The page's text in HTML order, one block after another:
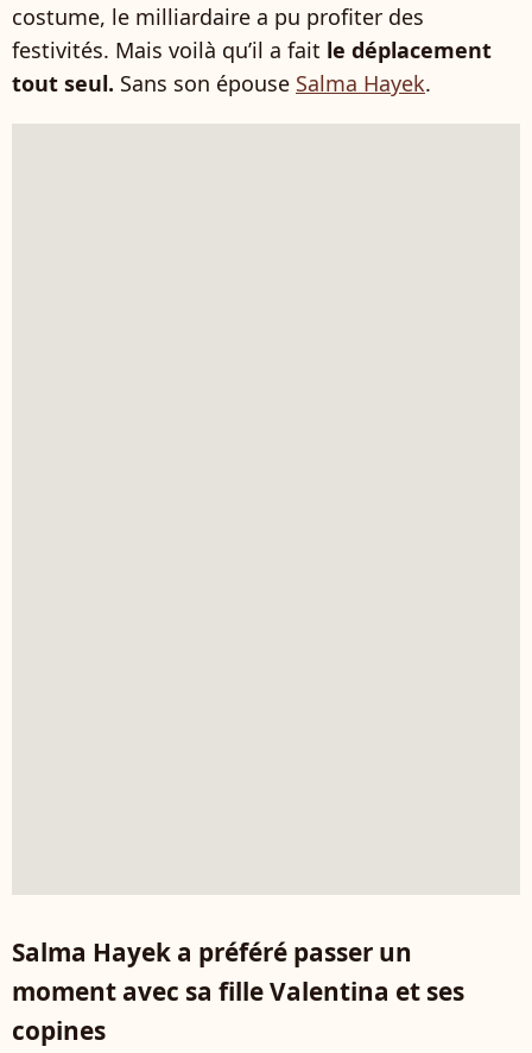
costume, le milliardaire a pu profiter des
festivités. Mais voilà qu’il a fait le déplacement
tout seul. Sans son épouse Salma Hayek.
Salma Hayek a préféré passer un
moment avec sa fille Valentina et ses
copines